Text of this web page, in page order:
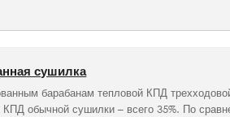
сушилка
барабанам тепловой КПД
КПД обычной сушилки – всего 35%. По